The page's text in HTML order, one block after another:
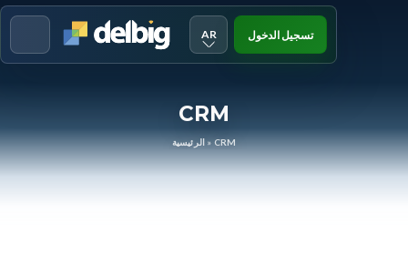
AR تسجيل الدخول
CRM
الرئيسية » CRM